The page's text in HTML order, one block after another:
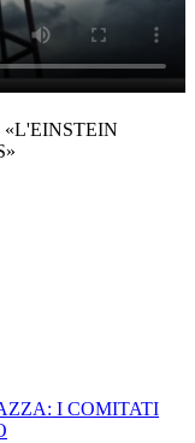
«L'EINSTEIN
I COMITATI